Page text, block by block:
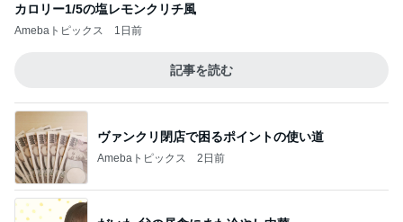
カロリー1/5の塩レモンクリチ風
Amebaトピックス 1日前
記事を読む
ヴァンクリ閉店で困るポイントの使い道
Amebaトピックス 2日前